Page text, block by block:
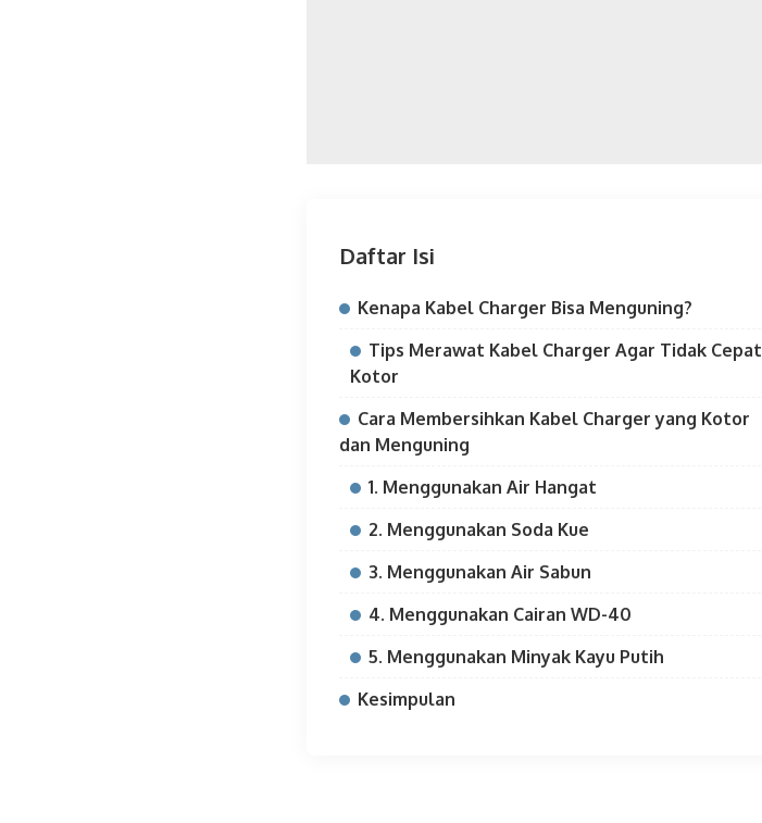
Daftar Isi
Kenapa Kabel Charger Bisa Menguning?
Tips Merawat Kabel Charger Agar Tidak Cepat
Kotor
Cara Membersihkan Kabel Charger yang Kotor
dan Menguning
1. Menggunakan Air Hangat
2. Menggunakan Soda Kue
3. Menggunakan Air Sabun
4. Menggunakan Cairan WD-40
5. Menggunakan Minyak Kayu Putih
Kesimpulan